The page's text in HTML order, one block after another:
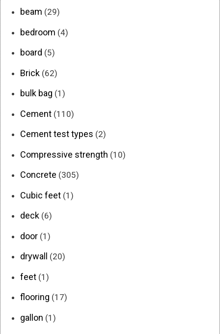
beam (29)
bedroom (4)
board (5)
Brick (62)
bulk bag (1)
Cement (110)
Cement test types (2)
Compressive strength (10)
Concrete (305)
Cubic feet (1)
deck (6)
door (1)
drywall (20)
feet (1)
flooring (17)
gallon (1)